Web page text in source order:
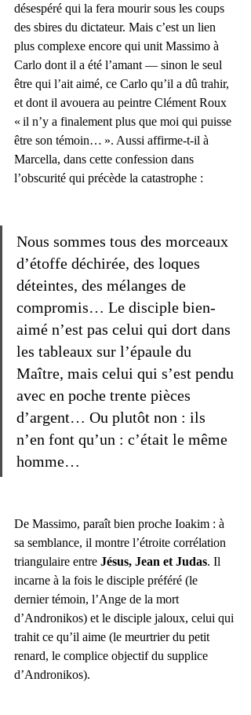
désespéré qui la fera mourir sous les coups
des sbires du dictateur. Mais c’est un lien
plus complexe encore qui unit Massimo à
Carlo dont il a été l’amant — sinon le seul
être qui l’ait aimé, ce Carlo qu’il a dû trahir,
et dont il avouera au peintre Clément Roux
« il n’y a finalement plus que moi qui puisse
être son témoin… ». Aussi affirme-t-il à
Marcella, dans cette confession dans
l’obscurité qui précède la catastrophe :
Nous sommes tous des morceaux
d’étoffe déchirée, des loques
déteintes, des mélanges de
compromis… Le disciple bien-
aimé n’est pas celui qui dort dans
les tableaux sur l’épaule du
Maître, mais celui qui s’est pendu
avec en poche trente pièces
d’argent… Ou plutôt non : ils
n’en font qu’un : c’était le même
homme…
De Massimo, paraît bien proche Ioakim : à
sa semblance, il montre l’étroite corrélation
triangulaire entre Jésus, Jean et Judas. Il
incarne à la fois le disciple préféré (le
dernier témoin, l’Ange de la mort
d’Andronikos) et le disciple jaloux, celui qui
trahit ce qu’il aime (le meurtrier du petit
renard, le complice objectif du supplice
d’Andronikos).